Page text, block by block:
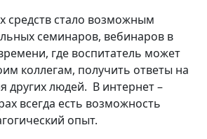
стало возможным
семинаров, вебинаров в
где воспитатель может
коллегам, получить ответы на
других людей. В интернет –
всегда есть возможность
опыт.